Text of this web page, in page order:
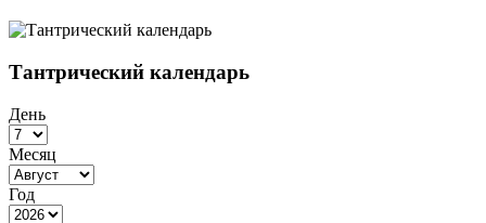
Тантрический календарь
День
Месяц
Год